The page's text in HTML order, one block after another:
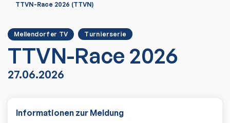
TTVN-Race 2026 (TTVN)
Mellendorfer TV Turnierserie
TTVN-Race 2026
27.06.2026
Informationen zur Meldung